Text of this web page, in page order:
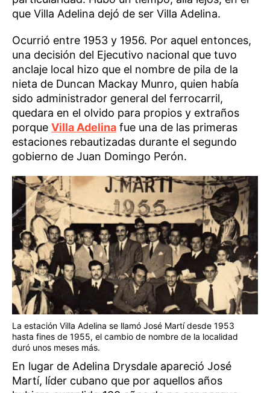
que Villa Adelina dejó de ser Villa Adelina.
Ocurrió entre 1953 y 1956. Por aquel entonces,
una decisión del Ejecutivo nacional que tuvo
anclaje local hizo que el nombre de pila de la
nieta de Duncan Mackay Munro, quien había
sido administrador general del ferrocarril,
quedara en el olvido para propios y extraños
porque Villa Adelina fue una de las primeras
estaciones rebautizadas durante el segundo
gobierno de Juan Domingo Perón.
La estación Villa Adelina se llamó José Martí desde 1953
hasta fines de 1955, el cambio de nombre de la localidad
duró unos meses más.
En lugar de Adelina Drysdale apareció José
Martí, líder cubano que por aquellos años